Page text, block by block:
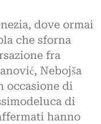
dove ormai
che sforna
fra
Nebojša
occasione di
di
hanno